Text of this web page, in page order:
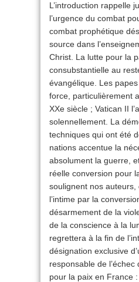
L’introduction rappelle
l’urgence du combat
combat prophétique
source dans
Christ. La lutte pour la
consubstantielle au
évangélique. Les
force, particulièrement
XXe siècle ; Vatican II
solennellement. La
techniques qui ont été
nations accentue la
absolument la guerre,
réelle conversion pour
soulignent nos auteurs,
l’intime par la
désar­mement de la
de la conscience à la
regrettera à la fin de
désignation exclusive
responsable de
pour la paix en France